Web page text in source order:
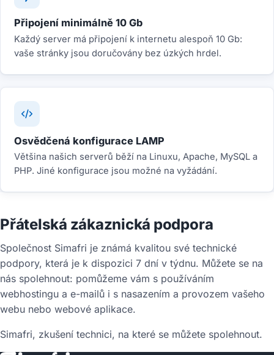
Připojení minimálně 10 Gb
Každý server má připojení k internetu alespoň 10 Gb:
vaše stránky jsou doručovány bez úzkých hrdel.
Osvědčená konfigurace LAMP
Většina našich serverů běží na Linuxu, Apache, MySQL a
PHP. Jiné konfigurace jsou možné na vyžádání.
Přátelská zákaznická podpora
Společnost Simafri je známá kvalitou své technické
podpory, která je k dispozici 7 dní v týdnu. Můžete se na
nás spolehnout: pomůžeme vám s používáním
webhostingu a e-mailů i s nasazením a provozem vašeho
webu nebo webové aplikace.
Simafri, zkušení technici, na které se můžete spolehnout.